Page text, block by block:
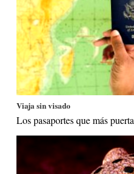
Viaja sin visado
Los pasaportes que más